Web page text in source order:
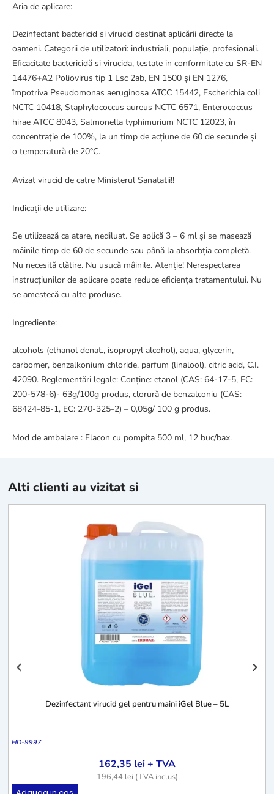
Aria de aplicare:
Dezinfectant bactericid si virucid destinat aplicării directe la
oameni. Categorii de utilizatori: industriali, populație, profesionali.
Eficacitate bactericidă si virucida, testate in conformitate cu SR-EN
14476+A2 Poliovirus tip 1 Lsc 2ab, EN 1500 și EN 1276,
împotriva Pseudomonas aeruginosa ATCC 15442, Escherichia coli
NCTC 10418, Staphylococcus aureus NCTC 6571, Enterococcus
hirae ATCC 8043, Salmonella typhimurium NCTC 12023, în
concentrație de 100%, la un timp de acțiune de 60 de secunde și
o temperatură de 20°C.
Avizat virucid de catre Ministerul Sanatatii!!
Indicații de utilizare:
Se utilizează ca atare, nediluat. Se aplică 3 – 6 ml și se masează
mâinile timp de 60 de secunde sau până la absorbția completă.
Nu necesită clătire. Nu usucă mâinile. Atenție! Nerespectarea
instrucțiunilor de aplicare poate reduce eficiența tratamentului. Nu
se amestecă cu alte produse.
Ingrediente:
alcohols (ethanol denat., isopropyl alcohol), aqua, glycerin,
carbomer, benzalkonium chloride, parfum (linalool), citric acid, C.I.
42090. Reglementări legale: Conține: etanol (CAS: 64-17-5, EC:
200-578-6)- 63g/100g produs, clorură de benzalconiu (CAS:
68424-85-1, EC: 270-325-2) – 0,05g/ 100 g produs.
Mod de ambalare : Flacon cu pompita 500 ml, 12 buc/bax.
Alti clienti au vizitat si
Dezinfectant virucid gel pentru maini iGel Blue – 5L
HD-9997
162,35 lei+ TVA
196,44 lei (TVA inclus)